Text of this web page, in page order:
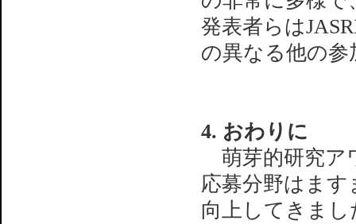
発表者らは
の異なる他の
4. おわりに
萌芽的研究ア
応募分野はま
向上してきま